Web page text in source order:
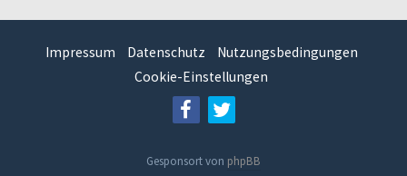
Impressum Datenschutz
Nutzungsbedingungen
Cookie-Einstellungen
Gesponsort von phpBB